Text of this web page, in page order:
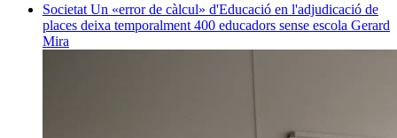
Societat Un «error de càlcul» d'Educació en l'adjudicació de
places deixa temporalment 400 educadors sense escola Gerard
Mira